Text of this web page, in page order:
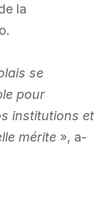
la
se
pour
institutions et
mérite », a-